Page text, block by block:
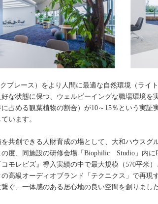
プレース）をより人間に最適な自然環境（ラ
な状態に保つ、ウェルビーイングな職場環境
占める観葉植物の割合）が10～15％という実
います。
共創できる人財育成の場として、大和ハウス
の度、同施設の研修会場「Biophilic Studio」内に
モレビズ』導入実績の中で最大規模（570平米
高級オーディオブランド「テクニクス」で再
ぐ、一体感のある居心地の良い空間を創りました